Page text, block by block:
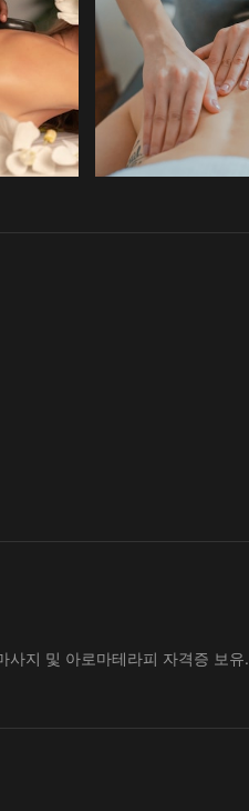
사지 및 아로마테라피 자격증 보유.